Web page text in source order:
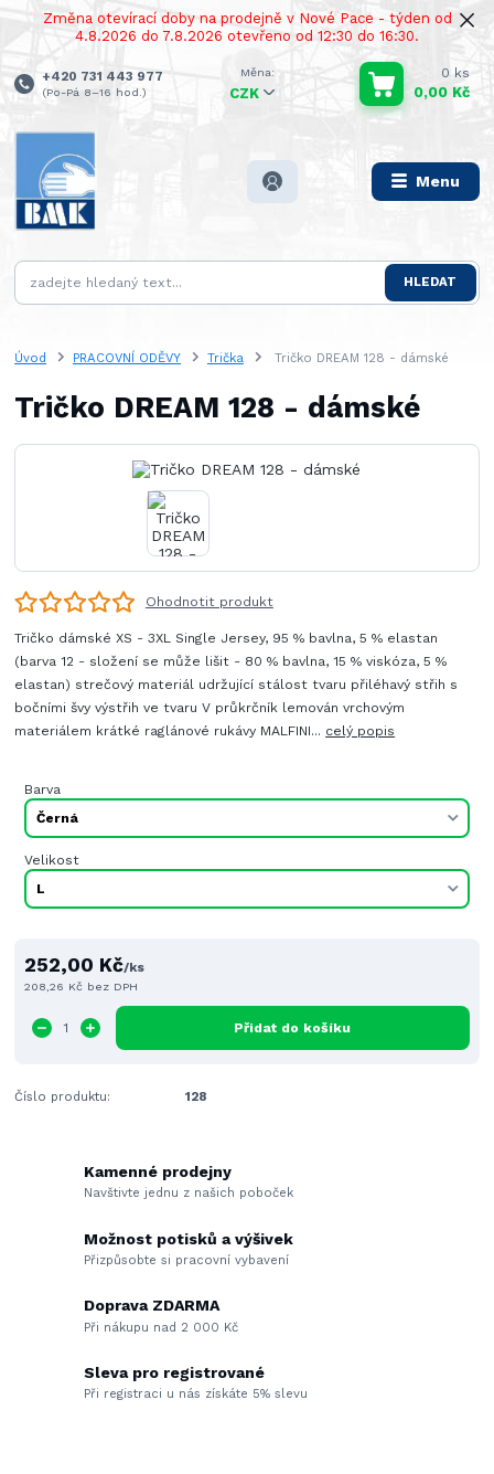
Změna otevírací doby na prodejně v Nové Pace - týden od
4.8.2026 do 7.8.2026 otevřeno od 12:30 do 16:30.
Menu
CZK
HLEDAT
+420 731 443 977
(Po-Pá 8–16 hod.)
0 ks
0,00 Kč
Úvod PRACOVNÍ ODĚVY Trička Tričko DREAM 128 - dámské
Tričko DREAM 128 - dámské
Ohodnotit produkt
Tričko dámské XS - 3XL Single Jersey, 95 % bavlna, 5 % elastan
(barva 12 - složení se může lišit - 80 % bavlna, 15 % viskóza, 5 %
elastan) strečový materiál udržující stálost tvaru přiléhavý střih s
bočními švy výstřih ve tvaru V průkrčník lemován vrchovým
materiálem krátké raglánové rukávy MALFINI... celý popis
Barva
Velikost
252,00 Kč/ks
208,26 Kč bez DPH
Přidat do košíku
Číslo produktu: 128
Kamenné prodejny
Navštivte jednu z našich poboček
Možnost potisků a výšivek
Přizpůsobte si pracovní vybavení
Doprava ZDARMA
Při nákupu nad 2 000 Kč
Sleva pro registrované
Při registraci u nás získáte 5% slevu